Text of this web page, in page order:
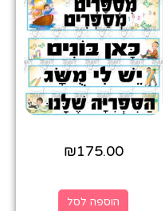
₪175.00
הוספה לסל